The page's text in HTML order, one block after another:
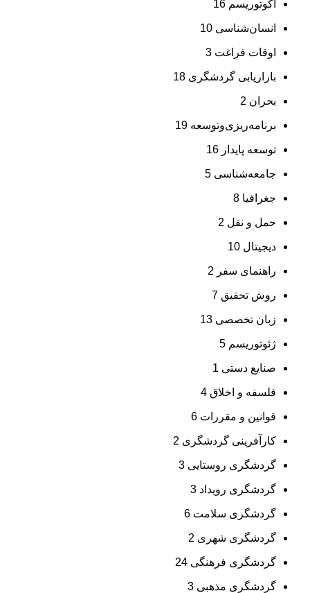
اکوتوریسم 16
انسان‌شناسی 10
اوقات فراغت 3
بازاریابی گردشگری 18
بحران 2
برنامه‌ریزی‌وتوسعه 19
توسعه پایدار 16
جامعه‌شناسی 5
جغرافیا 8
حمل و نقل 2
دیجیتال 10
راهنمای سفر 2
روش تحقیق 7
زبان تخصصی 13
ژئوتوریسم 5
صنایع دستی 1
فلسفه و اخلاق 4
قوانین و مقررات 6
کارآفرینی گردشگری 2
گردشگری روستایی 3
گردشگری رویداد 3
گردشگری سلامت 6
گردشگری شهری 2
گردشگری فرهنگی 24
گردشگری مذهبی 3